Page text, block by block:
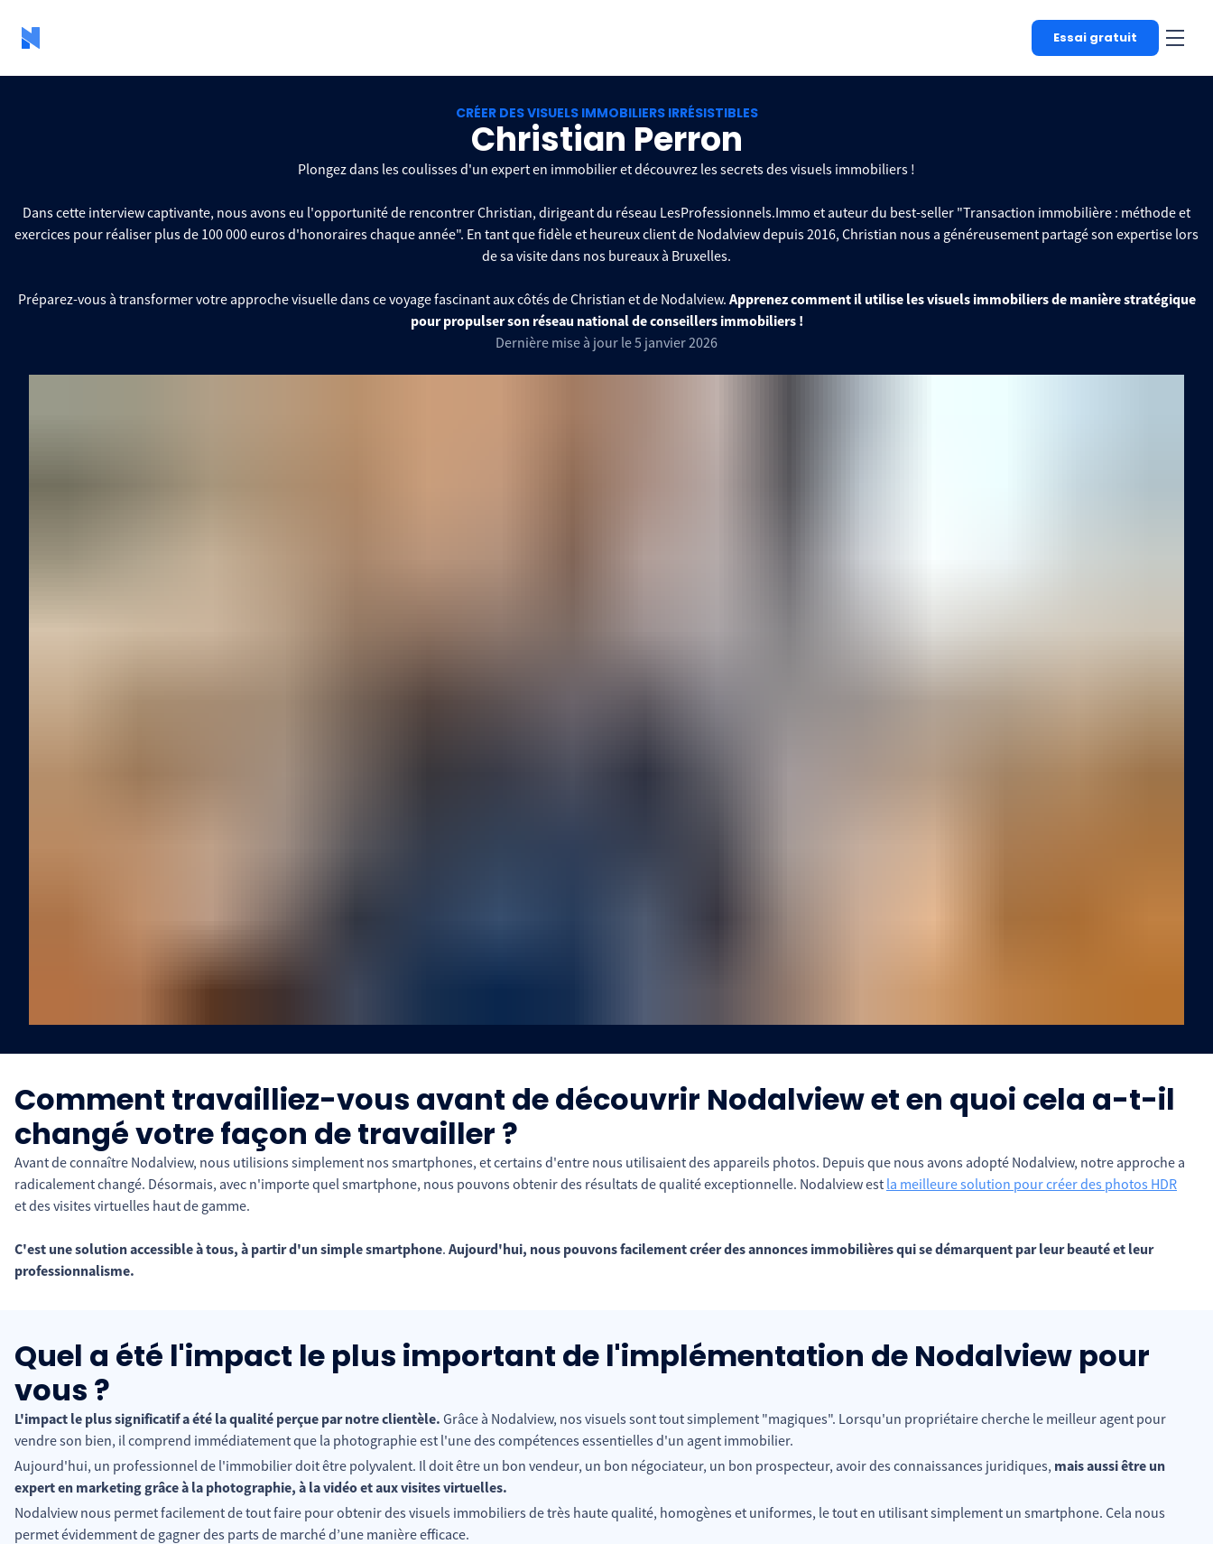
Essai gratuit
CRÉER DES VISUELS IMMOBILIERS IRRÉSISTIBLES
Christian Perron
Plongez dans les coulisses d'un expert en immobilier et découvrez les secrets des visuels immobiliers !
Dans cette interview captivante, nous avons eu l'opportunité de rencontrer Christian, dirigeant du réseau LesProfessionnels.Immo et auteur du best-seller "Transaction immobilière : méthode et
exercices pour réaliser plus de 100 000 euros d'honoraires chaque année". En tant que fidèle et heureux client de Nodalview depuis 2016, Christian nous a généreusement partagé son expertise lors
de sa visite dans nos bureaux à Bruxelles.
Préparez-vous à transformer votre approche visuelle dans ce voyage fascinant aux côtés de Christian et de Nodalview. Apprenez comment il utilise les visuels immobiliers de manière stratégique
pour propulser son réseau national de conseillers immobiliers !
Dernière mise à jour le 5 janvier 2026
Comment travailliez-vous avant de découvrir Nodalview et en quoi cela a-t-il
changé votre façon de travailler ?
Avant de connaître Nodalview, nous utilisions simplement nos smartphones, et certains d'entre nous utilisaient des appareils photos. Depuis que nous avons adopté Nodalview, notre approche a
radicalement changé. Désormais, avec n'importe quel smartphone, nous pouvons obtenir des résultats de qualité exceptionnelle. Nodalview est la meilleure solution pour créer des photos HDR
et des visites virtuelles haut de gamme.
C'est une solution accessible à tous, à partir d'un simple smartphone. Aujourd'hui, nous pouvons facilement créer des annonces immobilières qui se démarquent par leur beauté et leur
professionnalisme.
Quel a été l'impact le plus important de l'implémentation de Nodalview pour
vous ?
L'impact le plus significatif a été la qualité perçue par notre clientèle. Grâce à Nodalview, nos visuels sont tout simplement "magiques". Lorsqu'un propriétaire cherche le meilleur agent pour
vendre son bien, il comprend immédiatement que la photographie est l'une des compétences essentielles d'un agent immobilier.
Aujourd'hui, un professionnel de l'immobilier doit être polyvalent. Il doit être un bon vendeur, un bon négociateur, un bon prospecteur, avoir des connaissances juridiques, mais aussi être un
expert en marketing grâce à la photographie, à la vidéo et aux visites virtuelles.
Nodalview nous permet facilement de tout faire pour obtenir des visuels immobiliers de très haute qualité, homogènes et uniformes, le tout en utilisant simplement un smartphone. Cela nous
permet évidemment de gagner des parts de marché d’une manière efficace.